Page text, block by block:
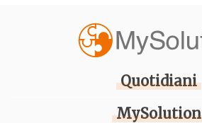
Quotidiani
MySolution